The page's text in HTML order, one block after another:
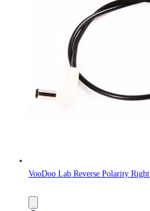
VooDoo Lab Reverse Polarity Right